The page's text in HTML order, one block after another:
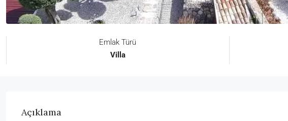
Emlak Türü
Villa
Açıklama